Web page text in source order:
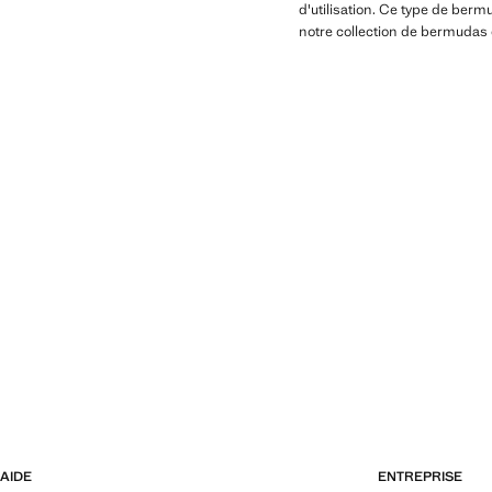
d'utilisation. Ce type de
notre collection de bermudas
AIDE ENTREPRISE